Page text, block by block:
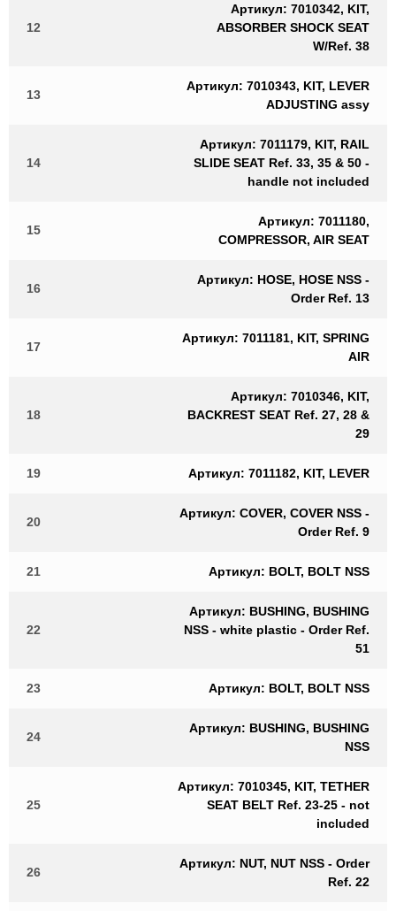
12
Артикул: 7010342, KIT,
ABSORBER SHOCK SEAT
W/Ref. 38
13
Артикул: 7010343, KIT, LEVER
ADJUSTING assy
14
Артикул: 7011179, KIT, RAIL
SLIDE SEAT Ref. 33, 35 & 50 -
handle not included
15
Артикул: 7011180,
COMPRESSOR, AIR SEAT
16
Артикул: HOSE, HOSE NSS -
Order Ref. 13
17
Артикул: 7011181, KIT, SPRING
AIR
18
Артикул: 7010346, KIT,
BACKREST SEAT Ref. 27, 28 &
29
19 Артикул: 7011182, KIT, LEVER
20
Артикул: COVER, COVER NSS -
Order Ref. 9
21 Артикул: BOLT, BOLT NSS
22
Артикул: BUSHING, BUSHING
NSS - white plastic - Order Ref.
51
23 Артикул: BOLT, BOLT NSS
24
Артикул: BUSHING, BUSHING
NSS
25
Артикул: 7010345, KIT, TETHER
SEAT BELT Ref. 23-25 - not
included
26
Артикул: NUT, NUT NSS - Order
Ref. 22